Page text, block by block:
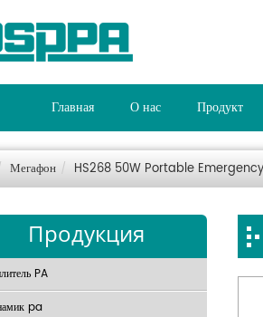
Главная О нас Продукт
Мегафон HS268 50W Portable
Продукция
PA
pa